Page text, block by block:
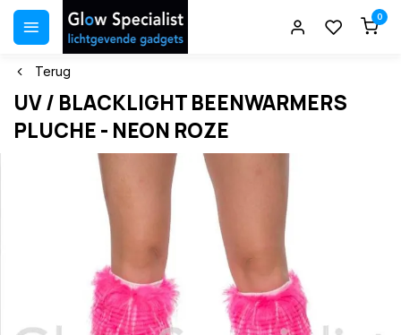
0
Terug
UV / BLACKLIGHT BEENWARMERS
PLUCHE - NEON ROZE